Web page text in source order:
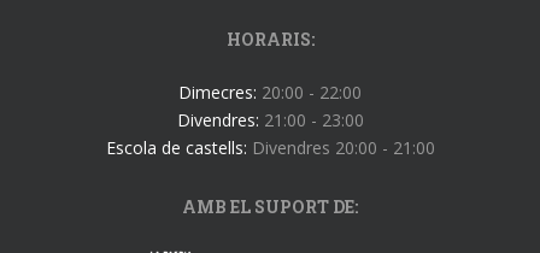
HORARIS:
Dimecres: 20:00 - 22:00
Divendres: 21:00 - 23:00
Escola de castells: Divendres 20:00 - 21:00
AMB EL SUPORT DE: